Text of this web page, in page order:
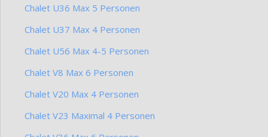
Chalet U36 Max 5 Personen
Chalet U37 Max 4 Personen
Chalet U56 Max 4-5 Personen
Chalet V8 Max 6 Personen
Chalet V20 Max 4 Personen
Chalet V23 Maximal 4 Personen